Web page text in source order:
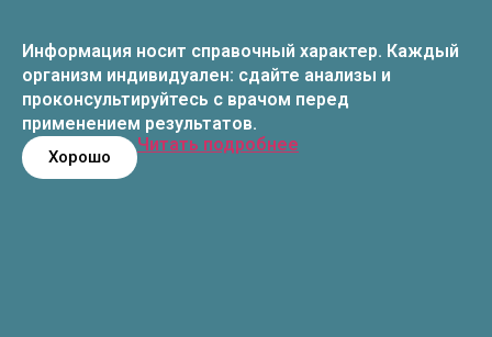
Информация носит справочный характер. Каждый
организм индивидуален: сдайте анализы и
проконсультируйтесь с врачом перед
применением результатов.
Хорошо
Читать подробнее